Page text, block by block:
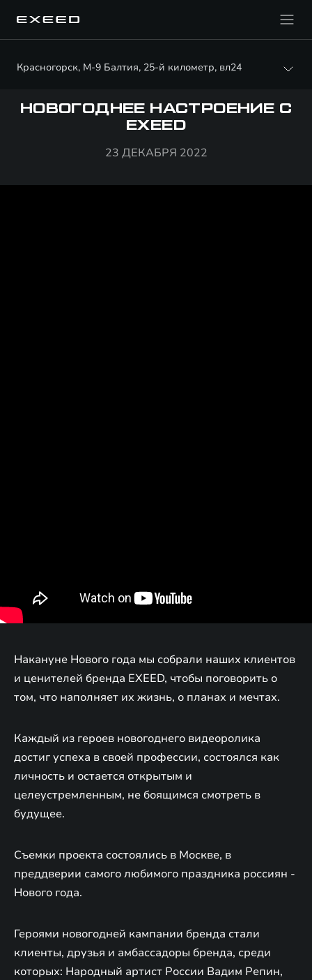
Красногорск, М-9 Балтия, 25-й километр, вл24
НОВОГОДНЕЕ НАСТРОЕНИЕ С
EXEED
23 ДЕКАБРЯ 2022
Накануне Нового года мы собрали наших клиентов
и ценителей бренда EXEED, чтобы поговорить о
том, что наполняет их жизнь, о планах и мечтах.
Каждый из героев новогоднего видеоролика
достиг успеха в своей профессии, состоялся как
личность и остается открытым и
целеустремленным, не боящимся смотреть в
будущее.
Съемки проекта состоялись в Москве, в
преддверии самого любимого праздника россиян -
Нового года.
Героями новогодней кампании бренда стали
клиенты, друзья и амбассадоры бренда, среди
которых: Народный артист России Вадим Репин,